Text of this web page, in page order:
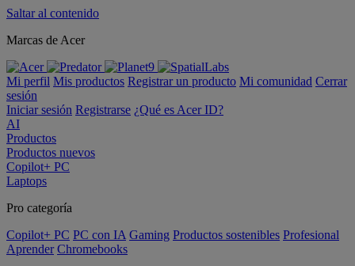
Saltar al contenido
Marcas de Acer
Mi perfil Mis productos Registrar un producto Mi comunidad Cerrar
sesión
Iniciar sesión Registrarse ¿Qué es Acer ID?
AI
Productos
Productos nuevos
Copilot+ PC
Laptops
Pro categoría
Copilot+ PC PC con IA Gaming Productos sostenibles Profesional
Aprender Chromebooks